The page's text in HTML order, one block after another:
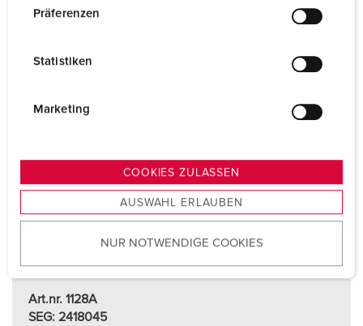
s
u
w
Präferenzen
Statistiken
Marketing
COOKIES ZULASSEN
AUSWAHL ERLAUBEN
NUR NOTWENDIGE COOKIES
Art.nr. 1128A
SEG: 2418045